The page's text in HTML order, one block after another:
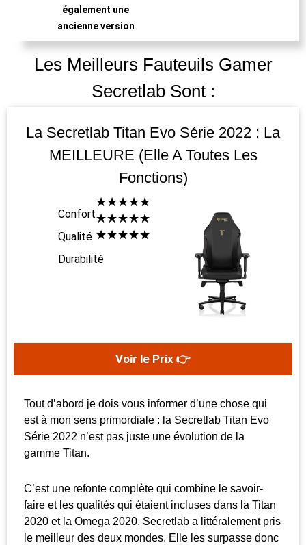
également une
ancienne version
Les Meilleurs Fauteuils Gamer
Secretlab Sont :
La Secretlab Titan Evo Série 2022 : La
MEILLEURE (elle A Toutes Les
Fonctions)
Confort
Qualité
Durabilité
☆☆☆☆☆
☆☆☆☆☆
☆☆☆☆☆
Voir le Prix 👉
Tout d’abord je dois vous informer d’une chose qui
est à mon sens primordiale : la Secretlab Titan Evo
Série 2022 n’est pas juste une évolution de la
gamme Titan.
C’est une refonte complète qui combine le savoir-
faire et les qualités qui étaient incluses dans la Titan
2020 et la Omega 2020. Secretlab a littéralement pris
le meilleur des deux mondes. Elle les surpasse donc